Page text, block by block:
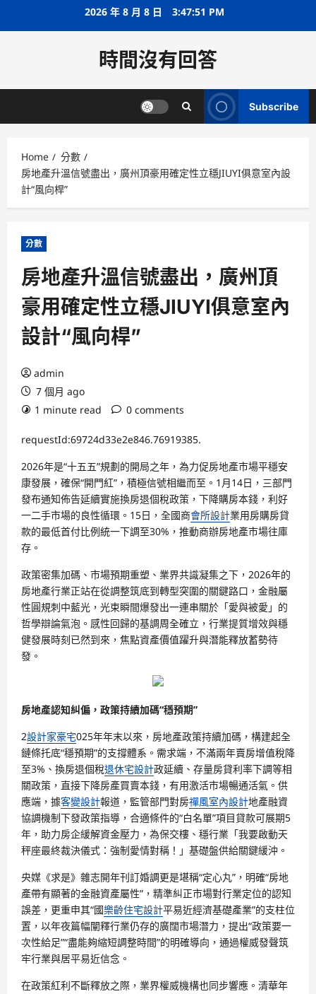
2026 年 8 月 8 日 3:47:51 PM
時間沒有回答
Subscribe
Home
分數
房地產升溫信號盡出，廣州頂豪用確定性立穩JIUYI俱意室內設
計“風向桿”
分數
房地產升溫信號盡出，廣州頂
豪用確定性立穩JIUYI俱意室內
設計“風向桿”
admin
7 個月 ago
1 minute read
0 comments
requestId:69724d33e2e846.76919385.
2026年是“十五五”規劃的開局之年，為力促房地產市場平穩安
康發展，確保“開門紅”，積極信號相繼而至。1月14日，三部門
發布通知佈告延續實施換房退個稅政策，下降購房本錢，利好
一二手市場的良性循環。15日，全國商會所設計業用房購房貸
款的最低首付比例統一下調至30%，推動商辦房地產市場往庫
存。
政策密集加碼、市場預期重塑、業界共識凝集之下，2026年的
房地產行業正站在從調整筑底到轉型突圍的關鍵路口，金融屬
性圓規刺中藍光，光束瞬間爆發出一連串關於「愛與被愛」的
哲學辯論氣泡。感性回歸的基調周全確立，行業提質增效與穩
健發展時刻已然到來，焦點資產價值躍升與潛能釋放蓄勢待
發。
房地產認知糾偏，政策持續加碼“穩預期”
2設計家豪宅025年年末以來，房地產政策持續加碼，構建起全
鏈條托底“穩預期”的支撐體系。需求端，不滿兩年賣房增值稅降
至3%、換房退個稅退休宅設計政延續、存量房貸利率下調等相
關政策，直接下降房產買賣本錢，有用激活市場暢通活氣。供
應端，據客變設計報道，監管部門對房禪風室內設計地產融資
協調機制下發政策指導，合適條件的“白名單”項目貸款可展期5
年，助力房企緩解資金壓力，為保交樓、穩行業「我要啟動天
秤座最終裁決儀式：強制愛情對稱！」基礎盤供給關鍵緩沖。
央媒《求是》雜志開年刊訂婚調更是堪稱“定心丸”，明確“房地
產帶有顯著的金融資產屬性”，精準糾正市場對行業定位的認知
誤差，更重申其“國樂齡住宅設計平易近經濟基礎產業”的支柱位
置，以年夜篇幅闡釋行業仍存的廣闊市場潛力，提出“政策要一
次性給足”“盡能夠縮短調整時間”的明確導向，通過權威發聲筑
牢行業與居平易近信念。
在政策紅利不斷釋放之際，業界權威機構也同步響應。清華年